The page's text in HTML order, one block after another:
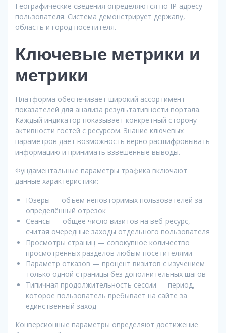
Географические сведения определяются по IP-адресу
пользователя. Система демонстрирует державу,
область и город посетителя.
Ключевые метрики и
метрики
Платформа обеспечивает широкий ассортимент
показателей для анализа результативности портала.
Каждый индикатор показывает конкретный сторону
активности гостей с ресурсом. Знание ключевых
параметров даёт возможность верно расшифровывать
информацию и принимать взвешенные выводы.
Фундаментальные параметры трафика включают
данные характеристики:
Юзеры — объём неповторимых пользователей за
определённый отрезок
Сеансы — общее число визитов на веб-ресурс,
считая очередные заходы отдельного пользователя
Просмотры страниц — совокупное количество
просмотренных разделов любым посетителями
Параметр отказов — процент визитов с изучением
только одной страницы без дополнительных шагов
Типичная продолжительность сессии — период,
которое пользователь пребывает на сайте за
единственный заход
Конверсионные параметры определяют достижение